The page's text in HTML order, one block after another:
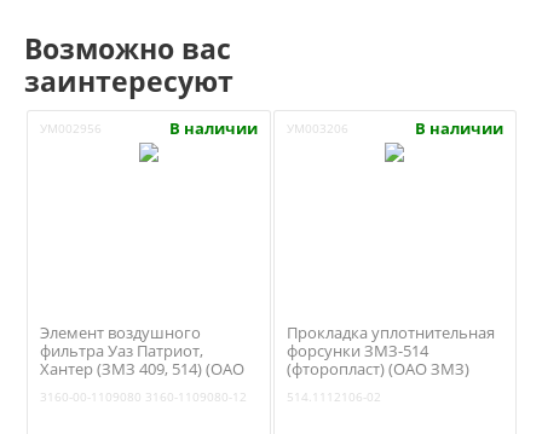
Возможно вас
заинтересуют
УМ002956 В наличии
Элемент воздушного
фильтра Уаз Патриот,
Хантер (ЗМЗ 409, 514) (ОАО
00-1109080
3160-00-1109080 3160-1109080-12
УМ003206 В наличии
Прокладка уплотнительная
форсунки ЗМЗ-514
(фторопласт) (ОАО ЗМЗ)
514.1112106-02